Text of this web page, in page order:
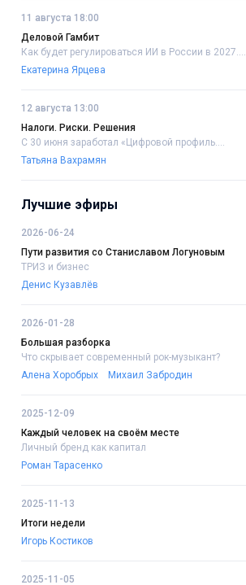
11 августа 18:00
Деловой Гамбит
Как будет регулироваться ИИ в России в 2027....
Екатерина Ярцева
12 августа 13:00
Налоги. Риски. Решения
С 30 июня заработал «Цифровой профиль....
Татьяна Вахрамян
Лучшие эфиры
2026-06-24
Пути развития со Станиславом Логуновым
ТРИЗ и бизнес
Денис Кузавлёв
2026-01-28
Большая разборка
Что скрывает современный рок-музыкант?
Алена Хоробрых
Михаил Забродин
2025-12-09
Каждый человек на своём месте
Личный бренд как капитал
Роман Тарасенко
2025-11-13
Итоги недели
Игорь Костиков
2025-11-05